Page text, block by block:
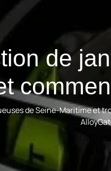
de
de Seine-Maritime et